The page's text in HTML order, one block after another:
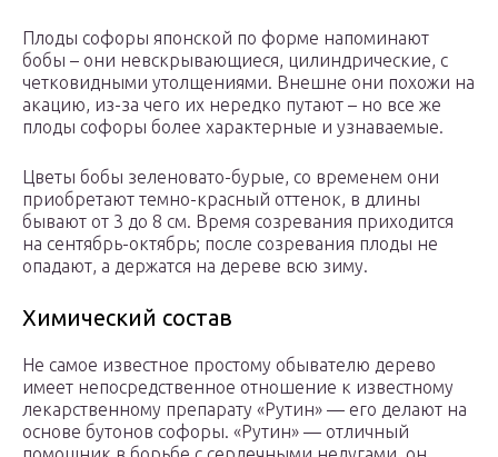
Плоды софоры японской по форме напоминают
бобы – они невскрывающиеся, цилиндрические, с
четковидными утолщениями. Внешне они похожи на
акацию, из-за чего их нередко путают – но все же
плоды софоры более характерные и узнаваемые.
Цветы бобы зеленовато-бурые, со временем они
приобретают темно-красный оттенок, в длины
бывают от 3 до 8 см. Время созревания приходится
на сентябрь-октябрь; после созревания плоды не
опадают, а держатся на дереве всю зиму.
Химический состав
Не самое известное простому обывателю дерево
имеет непосредственное отношение к известному
лекарственному препарату «Рутин» — его делают на
основе бутонов софоры. «Рутин» — отличный